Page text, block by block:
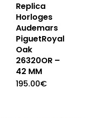
Replica
Horloges
Audemars
PiguetRoyal
Oak
26320OR –
42 MM
195.00€